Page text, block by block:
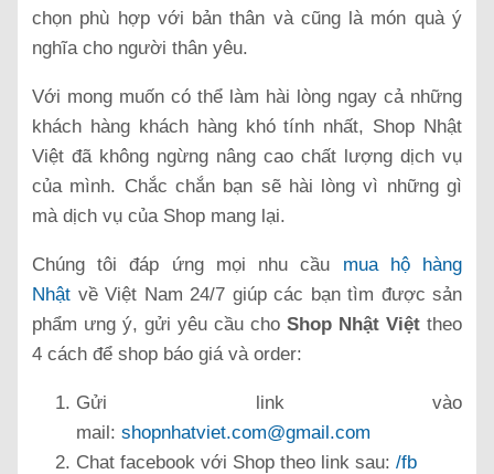
chọn phù hợp với bản thân và cũng là món quà ý
nghĩa cho người thân yêu.
Với mong muốn có thể làm hài lòng ngay cả những
khách hàng khách hàng khó tính nhất, Shop Nhật
Việt đã không ngừng nâng cao chất lượng dịch vụ
của mình. Chắc chắn bạn sẽ hài lòng vì những gì
mà dịch vụ của Shop mang lại.
Chúng tôi đáp ứng mọi nhu cầu mua hộ hàng
Nhật về Việt Nam 24/7 giúp các bạn tìm được sản
phẩm ưng ý, gửi yêu cầu cho Shop Nhật Việt theo
4 cách để shop báo giá và order:
Gửi link vào
mail: shopnhatviet.com@gmail.com
Chat facebook với Shop theo link sau: /fb